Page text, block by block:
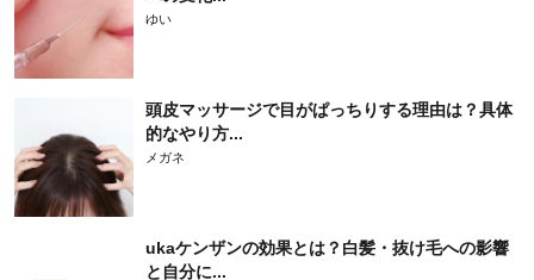
ゆい
頭皮マッサージで目がぱっちりする理由は？具体
的なやり方...
メガネ
ukaケンザンの効果とは？白髪・抜け毛への影響
と自分に...